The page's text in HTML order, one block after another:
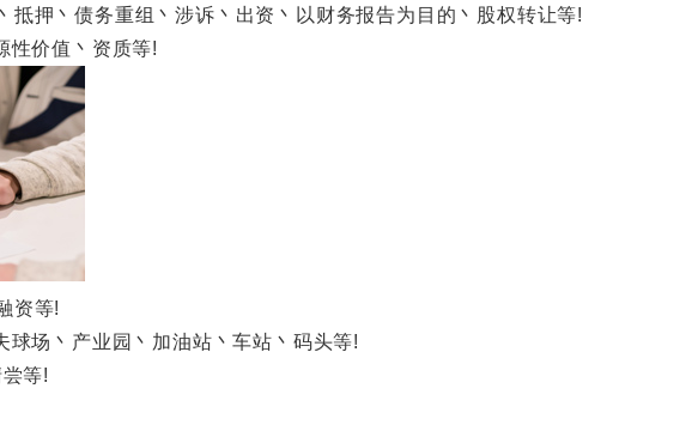
押丶债务重组丶涉诉丶出资丶以财务报告为目的丶股权转让等!
价值丶资质等!
资等!
场丶产业园丶加油站丶车站丶码头等!
等!